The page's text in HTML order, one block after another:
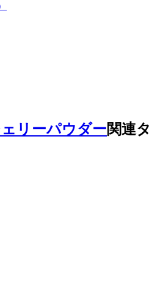
リーパウダー関連タ